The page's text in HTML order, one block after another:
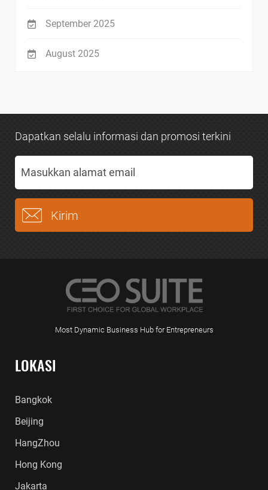
September 2025
August 2025
Dapatkan selalu informasi dan promosi terkini
Most Dynamic Business Hub for Entrepreneurs
LOKASI
Bangkok
Beijing
HangZhou
Hong Kong
Jakarta